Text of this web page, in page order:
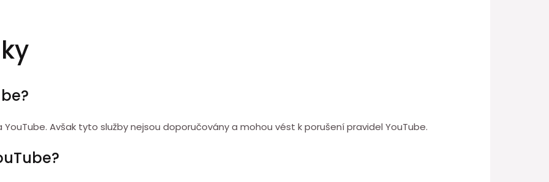
Avšak tyto služby nejsou doporučovány a mohou vést k porušení pravidel YouTube.